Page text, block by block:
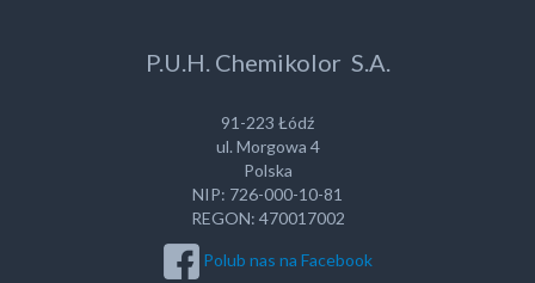
P.U.H. Chemikolor S.A.
91-223 Łódź
ul. Morgowa 4
Polska
NIP: 726-000-10-81
REGON: 470017002
Polub nas na Facebook